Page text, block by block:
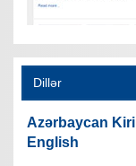
Dillər
Azərbaycan Kiril
English